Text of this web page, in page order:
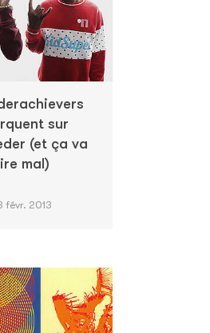
sur
(et ça va
mal)
févr. 2013